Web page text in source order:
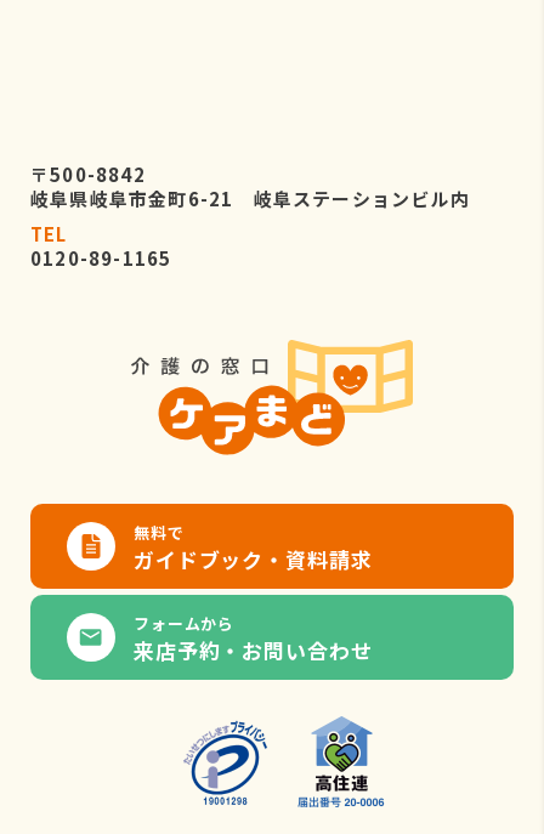
〒500-8842
岐阜県岐阜市金町6-21 岐阜ステーションビル内
TEL
0120-89-1165
無料で
ガイドブック・資料請求
フォームから
来店予約・お問い合わせ